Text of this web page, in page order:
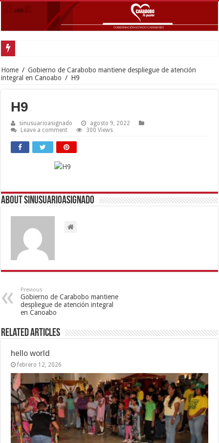
Home / Gobierno de Carabobo mantiene despliegue de atención
integral en Canoabo / H9
H9
sinusuarioasignado
agosto 9, 2022
Leave a comment
300 Views
About sinusuarioasignado
Previous
Gobierno de Carabobo mantiene
despliegue de atención integral
en Canoabo
Related Articles
hello world
febrero 12, 2026